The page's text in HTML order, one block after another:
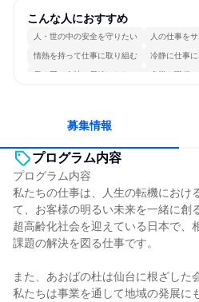
こんな人におすすめ
人・世の中の安全を守りたい 人の仕事を
情熱を持って仕事に取り組む 冷静に仕事
長く同じ会社に居続けられる 多様な職種
募集情報
プログラム内容
プログラム内容
私たちの仕事は、人生の転機におけ
て、お客様の明るい未来を一緒に創
超高齢化社会を迎えている日本で、
課題の解決を図る仕事です。
また、あおばの杜は仙台に根ざした
私たちは事業を通して地域の発展に